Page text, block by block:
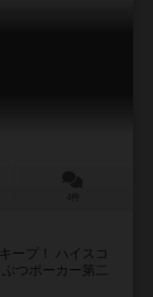
ープ！ ハイスコ
つポーカー第二